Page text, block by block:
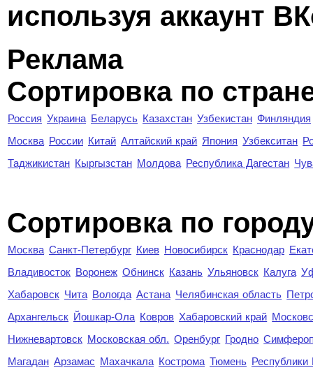
используя аккаунт
Реклама
Сортировка по
Россия Украина Беларусь Казахстан Узбекистан Финляндия
Москва России Китай Алтайский край Япония Узбекситан
Таджикистан Кыргызстан Молдова Республика Дагестан
Cортировка по
Москва Санкт-Петербург Киев Новосибирск Краснодар
Владивосток Воронеж Обнинск Казань Ульяновск Калуга
Хабаровск Чита Вологда Астана Челябинская область
Архангельск Йошкар-Ола Ковров Хабаровский край
Нижневартовск Московская обл. Оренбург Гродно
Магадан Арзамас Махачкала Кострома Тюмень Республики